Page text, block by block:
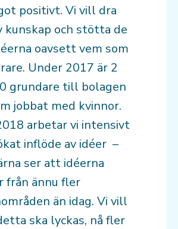
positivt. Vi vill dra
kunskap och stötta de
oavsett vem som
Under 2017 är 2
grundare till bolagen
jobbat med kvinnor.
arbetar vi intensivt
inflöde av idéer –
ser att idéerna
från ännu fler
än idag. Vi vill
ska lyckas, nå fler